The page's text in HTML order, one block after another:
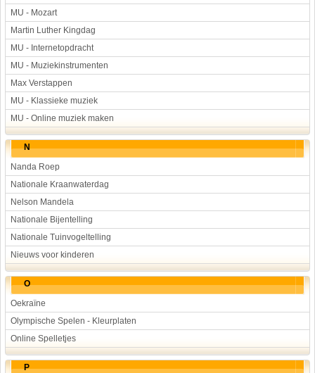
MU - Mozart
Martin Luther Kingdag
MU - Internetopdracht
MU - Muziekinstrumenten
Max Verstappen
MU - Klassieke muziek
MU - Online muziek maken
N
Nanda Roep
Nationale Kraanwaterdag
Nelson Mandela
Nationale Bijentelling
Nationale Tuinvogeltelling
Nieuws voor kinderen
O
Oekraïne
Olympische Spelen - Kleurplaten
Online Spelletjes
P